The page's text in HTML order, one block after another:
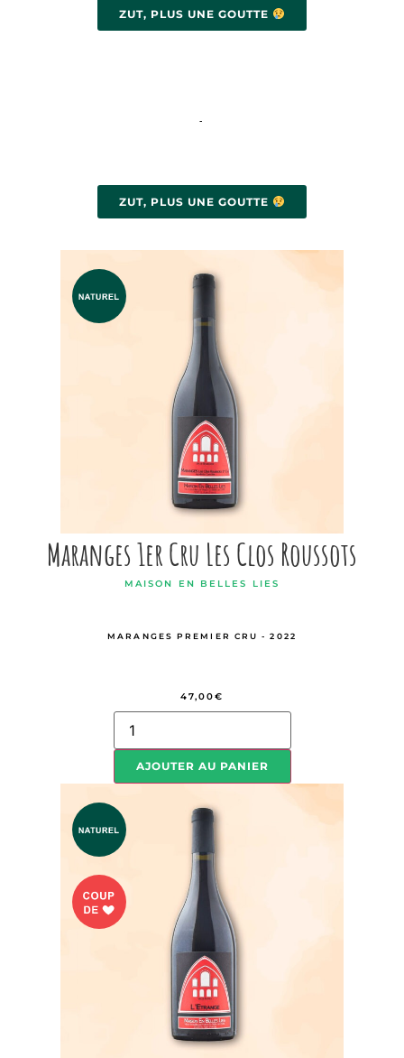
ZUT, PLUS UNE GOUTTE
-
ZUT, PLUS UNE GOUTTE
Maranges 1er Cru Les Clos Roussots
MAISON EN BELLES LIES
MARANGES PREMIER CRU - 2022
47,00€
AJOUTER AU PANIER